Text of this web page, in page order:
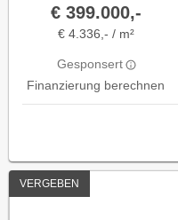
€ 399.000,-
€ 4.336,- / m²
Gesponsert
Finanzierung berechnen
VERGEBEN